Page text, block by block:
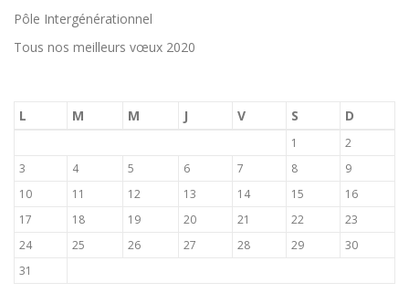
Pôle Intergénérationnel
Tous nos meilleurs vœux 2020
L M M J V S D
1
2
3
4 5 6 7 8
9
10
11 12 13 14 15
16
17
18 19 20 21 22
23
24
25 26 27 28 29
30
31